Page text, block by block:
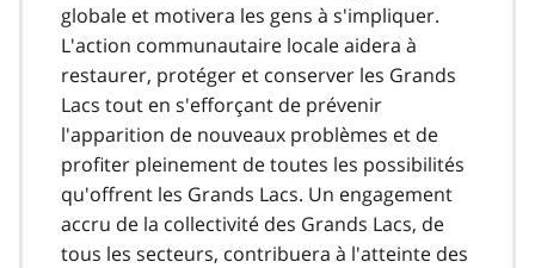
globale et motivera les gens à s'impliquer.
L'action communautaire locale aidera à
restaurer, protéger et conserver les Grands
Lacs tout en s'efforçant de prévenir
l'apparition de nouveaux problèmes et de
profiter pleinement de toutes les possibilités
qu'offrent les Grands Lacs. Un engagement
accru de la collectivité des Grands Lacs, de
tous les secteurs, contribuera à l'atteinte des